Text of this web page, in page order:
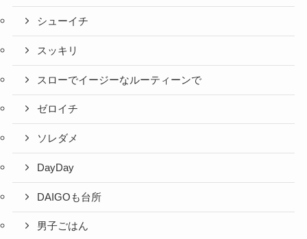
シューイチ
スッキリ
スローでイージーなルーティーンで
ゼロイチ
ソレダメ
DayDay
DAIGOも台所
男子ごはん